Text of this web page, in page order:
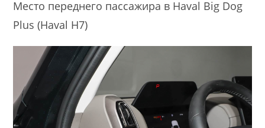
Место переднего пассажира в Haval Big Dog
Plus (Haval H7)